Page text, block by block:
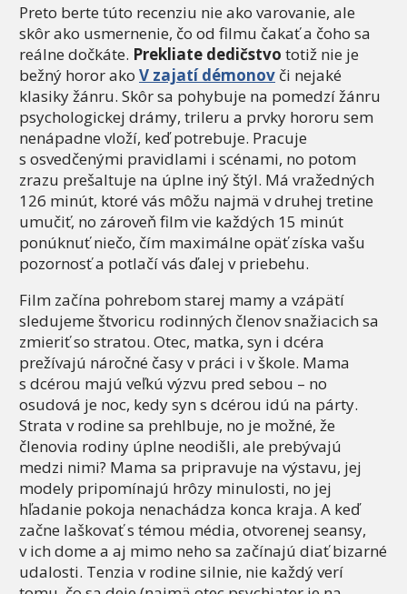
Preto berte túto recenziu nie ako varovanie, ale
skôr ako usmernenie, čo od filmu čakať a čoho sa
reálne dočkáte. Prekliate dedičstvo totiž nie je
bežný horor ako V zajatí démonov či nejaké
klasiky žánru. Skôr sa pohybuje na pomedzí žánru
psychologickej drámy, trileru a prvky hororu sem
nenápadne vloží, keď potrebuje. Pracuje
s osvedčenými pravidlami i scénami, no potom
zrazu prešaltuje na úplne iný štýl. Má vražedných
126 minút, ktoré vás môžu najmä v druhej tretine
umučiť, no zároveň film vie každých 15 minút
ponúknuť niečo, čím maximálne opäť získa vašu
pozornosť a potlačí vás ďalej v priebehu.
Film začína pohrebom starej mamy a vzápätí
sledujeme štvoricu rodinných členov snažiacich sa
zmieriť so stratou. Otec, matka, syn i dcéra
prežívajú náročné časy v práci i v škole. Mama
s dcérou majú veľkú výzvu pred sebou – no
osudová je noc, kedy syn s dcérou idú na párty.
Strata v rodine sa prehlbuje, no je možné, že
členovia rodiny úplne neodišli, ale prebývajú
medzi nimi? Mama sa pripravuje na výstavu, jej
modely pripomínajú hrôzy minulosti, no jej
hľadanie pokoja nenachádza konca kraja. A keď
začne laškovať s témou média, otvorenej seansy,
v ich dome a aj mimo neho sa začínajú diať bizarné
udalosti. Tenzia v rodine silnie, nie každý verí